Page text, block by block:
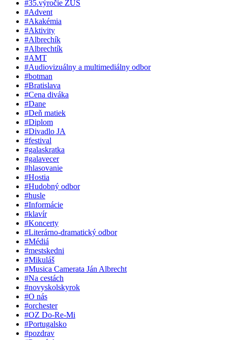
#35.výročie ZUŠ
#Advent
#Akakémia
#Aktivity
#Albrechík
#Albrechtík
#AMT
#Audiovizuálny a multimediálny odbor
#botman
#Bratislava
#Cena diváka
#Dane
#Deň matiek
#Diplom
#Divadlo JA
#festival
#galaskratka
#galavecer
#hlasovanie
#Hostia
#Hudobný odbor
#husle
#Informácie
#klavír
#Koncerty
#Literárno-dramatický odbor
#Médiá
#mestskedni
#Mikuláš
#Musica Camerata Ján Albrecht
#Na cestách
#novyskolskyrok
#O nás
#orchester
#OZ Do-Re-Mi
#Portugalsko
#pozdrav